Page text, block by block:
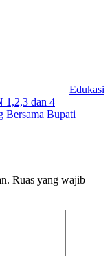
Edukasi
1,2,3 dan 4
Bersama Bupati
Ruas yang wajib